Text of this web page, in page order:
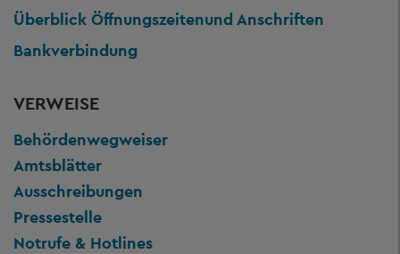
Überblick Öffnungszeitenund Anschriften
Bankverbindung
VERWEISE
Behördenwegweiser
Amtsblätter
Ausschreibungen
Pressestelle
Notrufe & Hotlines